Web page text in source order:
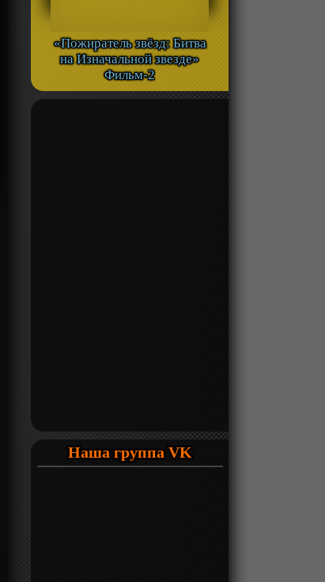
«Пожиратель звёзд: Битва
на Изначальной звезде»
Фильм-2
Наша группа VK